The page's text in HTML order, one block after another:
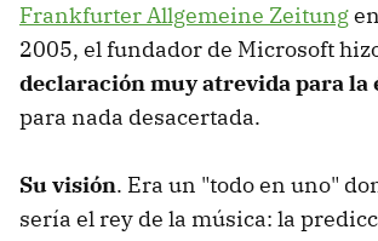
Frankfurter Allgemeine Zeitung
2005, el fundador de Microsoft
declaración muy atrevida para la
para nada desacertada.
Su visión. Era un "todo en uno"
sería el rey de la música: la